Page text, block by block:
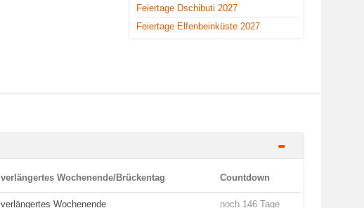
Feiertage Dschibuti 2027
Feiertage Elfenbeinküste 2027
-
verlängertes Wochenende/Brückentag Countdown
verlängertes Wochenende noch 146 Tage